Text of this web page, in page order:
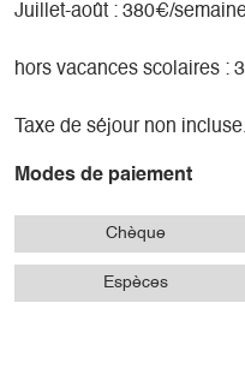
Juillet-août : 380€/
hors vacances scolaires :
Taxe de séjour non incluse.
Modes de paiement
Chèque
Espèces